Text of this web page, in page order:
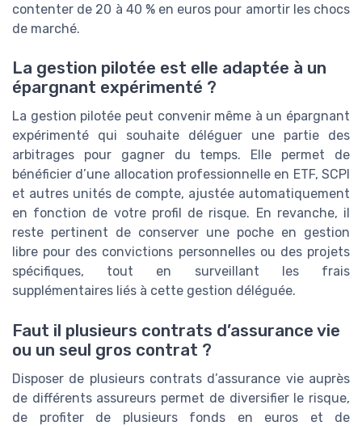
contenter de 20 à 40 % en euros pour amortir les chocs
de marché.
La gestion pilotée est elle adaptée à un
épargnant expérimenté ?
La gestion pilotée peut convenir même à un épargnant
expérimenté qui souhaite déléguer une partie des
arbitrages pour gagner du temps. Elle permet de
bénéficier d’une allocation professionnelle en ETF, SCPI
et autres unités de compte, ajustée automatiquement
en fonction de votre profil de risque. En revanche, il
reste pertinent de conserver une poche en gestion
libre pour des convictions personnelles ou des projets
spécifiques, tout en surveillant les frais
supplémentaires liés à cette gestion déléguée.
Faut il plusieurs contrats d’assurance vie
ou un seul gros contrat ?
Disposer de plusieurs contrats d’assurance vie auprès
de différents assureurs permet de diversifier le risque,
de profiter de plusieurs fonds en euros et de